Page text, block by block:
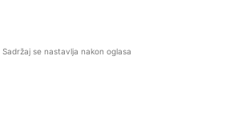
Sadržaj se nastavlja nakon oglasa